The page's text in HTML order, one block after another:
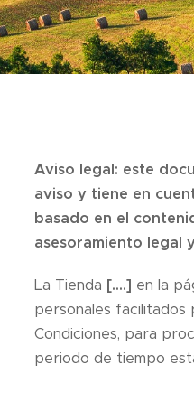
Aviso legal: este
aviso y tiene en
basado en el
asesoramiento legal
La Tienda [….] en la
personales facilitados
Condiciones, para
periodo de tiempo